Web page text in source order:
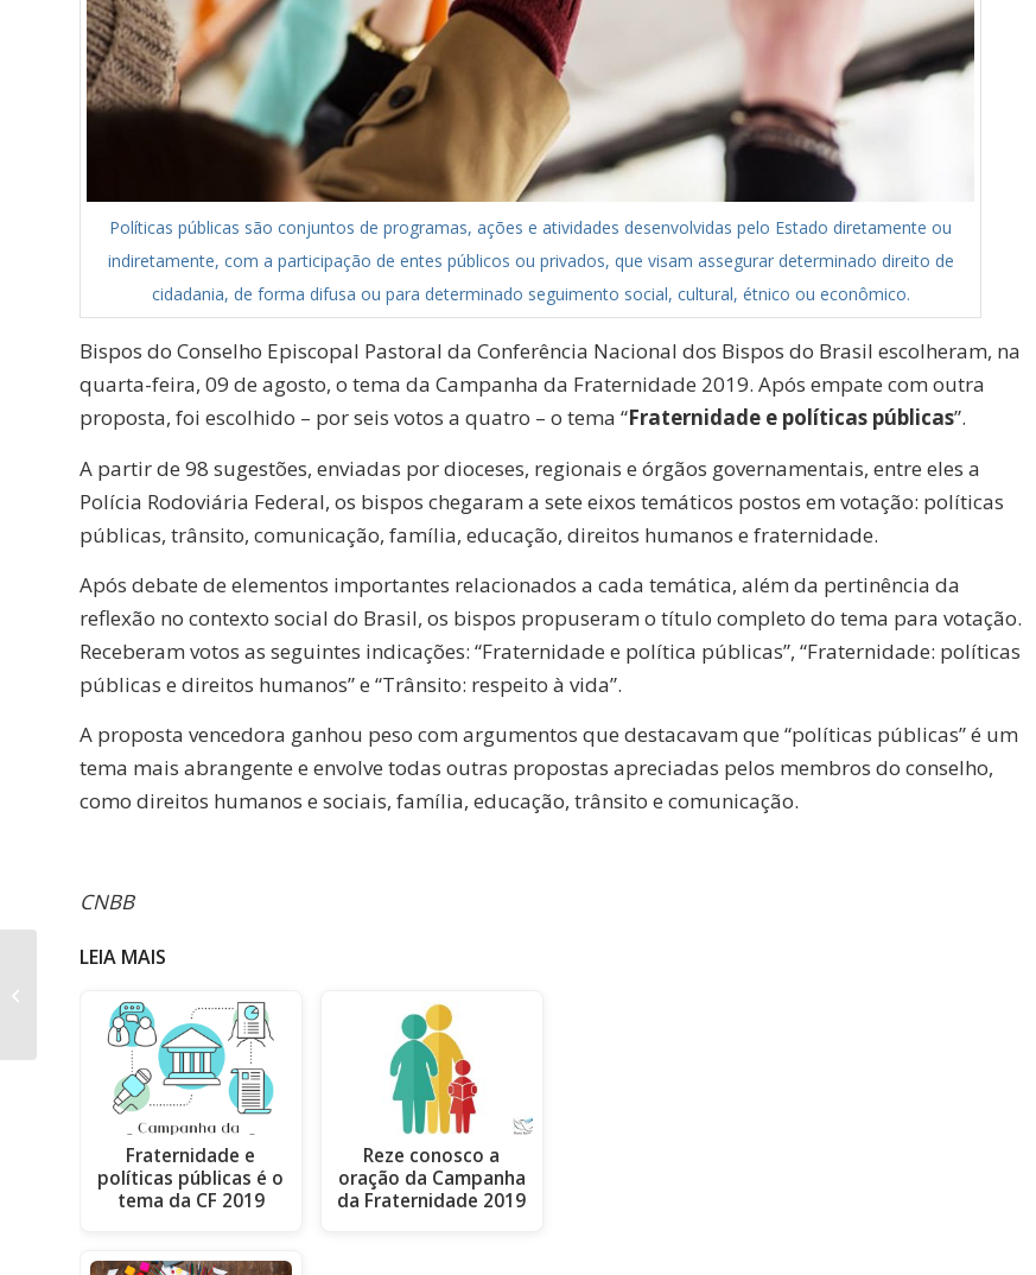
Políticas públicas são conjuntos de programas, ações e atividades desenvolvidas pelo Estado diretamente ou
indiretamente, com a participação de entes públicos ou privados, que visam assegurar determinado direito de
cidadania, de forma difusa ou para determinado seguimento social, cultural, étnico ou econômico.
Bispos do Conselho Episcopal Pastoral da Conferência Nacional dos Bispos do Brasil escolheram, na
quarta-feira, 09 de agosto, o tema da Campanha da Fraternidade 2019. Após empate com outra
proposta, foi escolhido – por seis votos a quatro – o tema “Fraternidade e políticas públicas”.
A partir de 98 sugestões, enviadas por dioceses, regionais e órgãos governamentais, entre eles a
Polícia Rodoviária Federal, os bispos chegaram a sete eixos temáticos postos em votação: políticas
públicas, trânsito, comunicação, família, educação, direitos humanos e fraternidade.
Após debate de elementos importantes relacionados a cada temática, além da pertinência da
reflexão no contexto social do Brasil, os bispos propuseram o título completo do tema para votação.
Receberam votos as seguintes indicações: “Fraternidade e política públicas”, “Fraternidade: políticas
públicas e direitos humanos” e “Trânsito: respeito à vida”.
A proposta vencedora ganhou peso com argumentos que destacavam que “políticas públicas” é um
tema mais abrangente e envolve todas outras propostas apreciadas pelos membros do conselho,
como direitos humanos e sociais, família, educação, trânsito e comunicação.
CNBB
LEIA MAIS
Fraternidade e
políticas públicas é o
tema da CF 2019
Reze conosco a
oração da Campanha
da Fraternidade 2019
Cartazes e músicas da
Fraternidade 2018 são
apreciados pela C...